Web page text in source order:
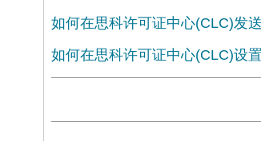
如何在思科许可证中心(CLC)发
如何在思科许可证中心(CLC)设